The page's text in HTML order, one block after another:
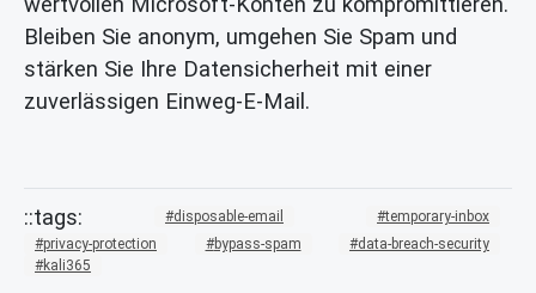
Bleiben Sie anonym, umgehen Sie Spam und
stärken Sie Ihre Datensicherheit mit einer
zuverlässigen Einweg-E-Mail.
disposable-email
temporary-inbox
privacy-protection
bypass-spam
data-breach-security
kali365